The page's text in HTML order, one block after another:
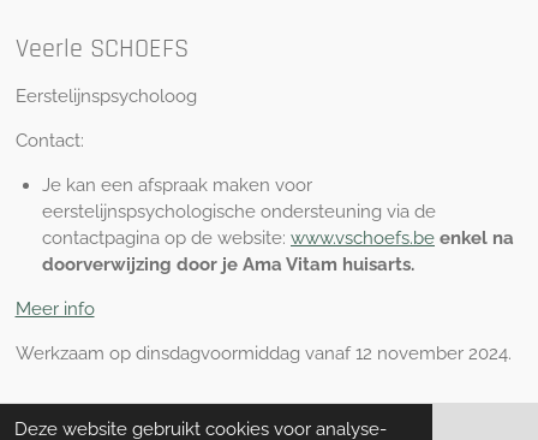
Deze website gebruikt cookies voor analyse-
Veerle SCHOEFS
Eerstelijnspsycholoog
Contact:
Je kan een afspraak maken voor
eerstelijnspsychologische ondersteuning via de
contactpagina op de website: www.vschoefs.be enkel na
doorverwijzing door je Ama Vitam huisarts.
Meer info
Werkzaam op dinsdagvoormiddag vanaf 12 november 2024.